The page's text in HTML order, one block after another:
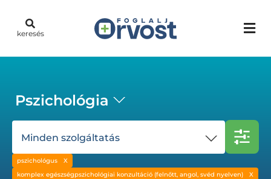
keresés
Pszichológia
Minden szolgáltatás
pszichológus
komplex egészségpszichológiai konzultáció (felnőtt, angol, svéd nyelven)